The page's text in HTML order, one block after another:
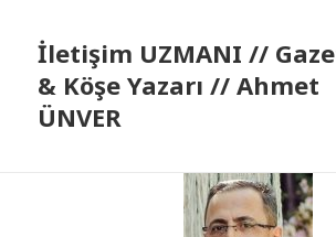
İletişim UZMANI //
& Köşe Yazarı // Ahmet
ÜNVER